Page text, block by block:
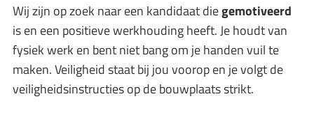
Wij zijn op zoek naar een kandidaat diegemotiveerd
is en een positieve werkhouding heeft. Je houdt van
fysiek werk en bent niet bang om je handen vuil te
maken. Veiligheid staat bij jou voorop en je volgt de
veiligheidsinstructies op de bouwplaats strikt.